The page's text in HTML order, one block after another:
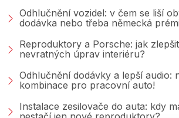
Odhlučnění vozidel: v čem se liší
dodávka nebo třeba německá
Reproduktory a Porsche: jak
nevratných úprav interiéru?
Odhlučnění dodávky a lepší audio:
kombinace pro pracovní auto!
Instalace zesilovače do auta: kdy